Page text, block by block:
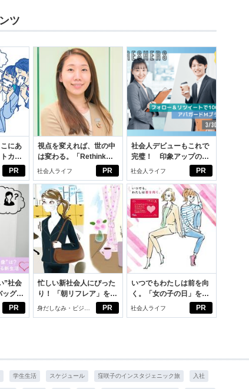
ツ
PR
にあ
カー
PR
視点を変えれば、世の中
は変わる。「Rethink
PROJECT」がつたえた
社会人ライフ PR
社会人デビューもこれで
完璧！ 印象アップのセ
ルフプロデュース術
社会人ライフ
PR
”社会
ッグ選
PR
忙しい新社会人にぴった
り！ 「朝リフレア」をは
じめよう。しっかりニオ
イケアして24時間快適。
身だしなみ・ビジネ
スアイテム
PR
いつでもわたしは前を向
く。「女の子の日」を前
向きに♪社会人エリ・大
社会人ライフ
学生生活 スケジュール 窪咲子のインスタジェニック旅 入社